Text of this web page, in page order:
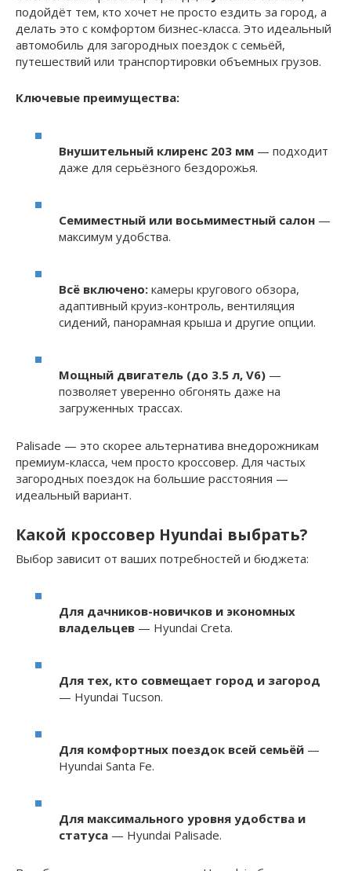
подойдёт тем, кто хочет не просто ездить за город, а
делать это с комфортом бизнес-класса. Это идеальный
автомобиль для загородных поездок с семьёй,
путешествий или транспортировки объемных грузов.
Ключевые преимущества:
Внушительный клиренс 203 мм — подходит
даже для серьёзного бездорожья.
Семиместный или восьмиместный салон —
максимум удобства.
Всё включено: камеры кругового обзора,
адаптивный круиз-контроль, вентиляция
сидений, панорамная крыша и другие опции.
Мощный двигатель (до 3.5 л, V6) —
позволяет уверенно обгонять даже на
загруженных трассах.
Palisade — это скорее альтернатива внедорожникам
премиум-класса, чем просто кроссовер. Для частых
загородных поездок на большие расстояния —
идеальный вариант.
Какой кроссовер Hyundai выбрать?
Выбор зависит от ваших потребностей и бюджета:
Для дачников-новичков и экономных
владельцев — Hyundai Creta.
Для тех, кто совмещает город и загород
— Hyundai Tucson.
Для комфортных поездок всей семьёй —
Hyundai Santa Fe.
Для максимального уровня удобства и
статуса — Hyundai Palisade.